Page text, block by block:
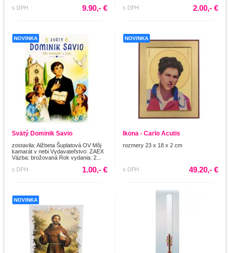
s DPH
9.90,- € s DPH 2.00,- €
NOVINKA
Svätý Dominik Savio
zostavila: Alžbeta Šuplatová OV Môj
kamarát v nebi Vydavateľstvo: ZAEX
Väzba: brožovaná Rok vydania: 2...
s DPH
1.00,- €
NOVINKA
Ikona - Carlo Acutis
rozmery 23 x 18 x 2 cm
s DPH 49.20,- €
NOVINKA